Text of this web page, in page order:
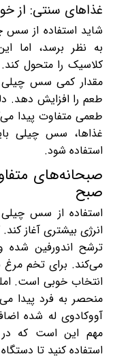
غذاهای سنتی: از
شاید استفاده از سس
به نظر برسد، اما
کلاسیک را متحول
مقدار کمی سس چیلی
طعم را افزایش دهد.
طعمی متفاوت پیدا
غذاها، سس چیلی
استفاده شود.
صبحانه‌های
صبح
استفاده از سس چیلی
انرژی بیشتری آغاز
ترشح اندورفین
می‌کند. برای تخم مرغ
انتخاب خوبی است.
منحصر به فرد پیدا
آووکادوی له شده
مهم این است که
استفاده کنید تا